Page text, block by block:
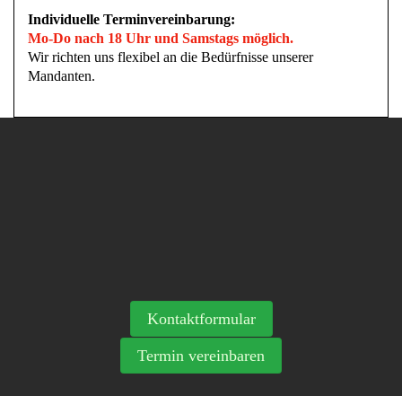
Individuelle Terminvereinbarung:
Mo-Do nach 18 Uhr und Samstags möglich.
Wir richten uns flexibel an die Bedürfnisse unserer
Mandanten.
Kontaktformular
Termin vereinbaren